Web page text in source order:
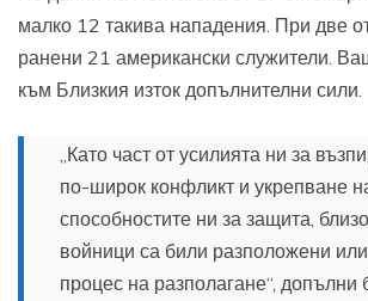
малко 12 такива нападения. При две
ранени 21 американски служители.
към Близкия изток допълнителни сили.
„Като част от усилията ни за
по-широк конфликт и укрепване
способностите ни за защита,
войници са били разположени
процес на разполагане“, допълни